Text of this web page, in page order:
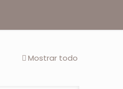
Mostrar todo